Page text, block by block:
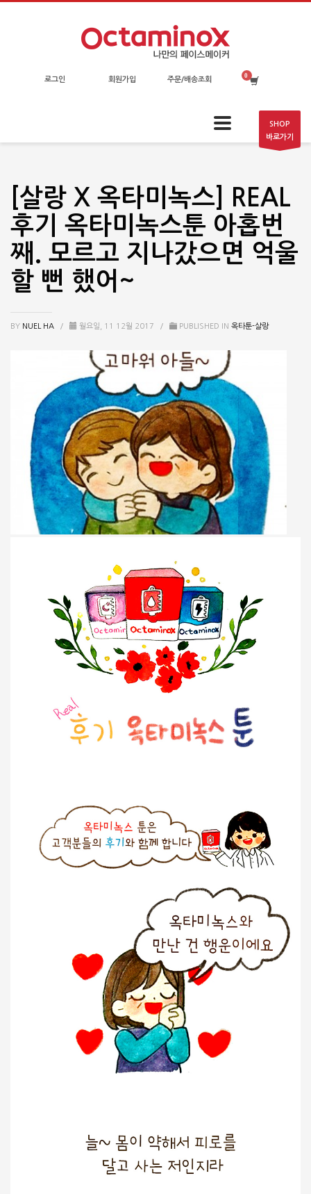
로그인 회원가입 주문/배송조회
SHOP
바로가기
[살랑 X 옥타미녹스] REAL
후기 옥타미녹스툰 아홉번
째. 모르고 지나갔으면 억울
할 뻔 했어~
BY NUEL HA / 월요일, 11 12월 2017 / PUBLISHED IN 옥타툰-살랑